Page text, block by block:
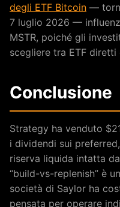
degli ETF Bitcoin —
7 luglio 2026 —
MSTR, poiché gli
scegliere tra ETF diretti
Conclusione
Strategy ha venduto
i dividendi sui
riserva liquida intatta
“build-vs-replenish” è
società di Saylor ha
pensata per operare